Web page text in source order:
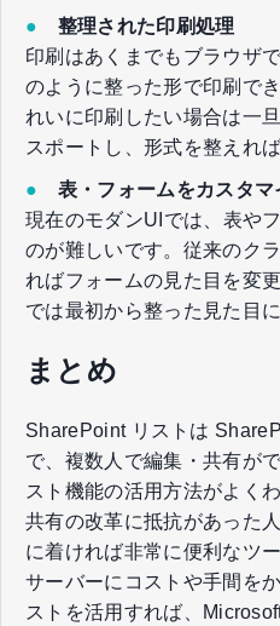
● 整理された印刷処理
印刷はあくまでもブラウザ
のように整った形で印刷で
れいに印刷したい場合は一
スポートし、形式を整えれ
● 表・フォームをカスタマ
現在のモダンUIでは、表や
のが難しいです。従来のク
ればフォームの見た目を変
では最初から整った見た目
まとめ
SharePoint リストは
で、複数人で編集・共有が
スト機能の活用方法がよく
共有の改革に抵抗があった
に着ければ非常に便利なツ
サーバーにコストや手間を
ストを活用すれば、